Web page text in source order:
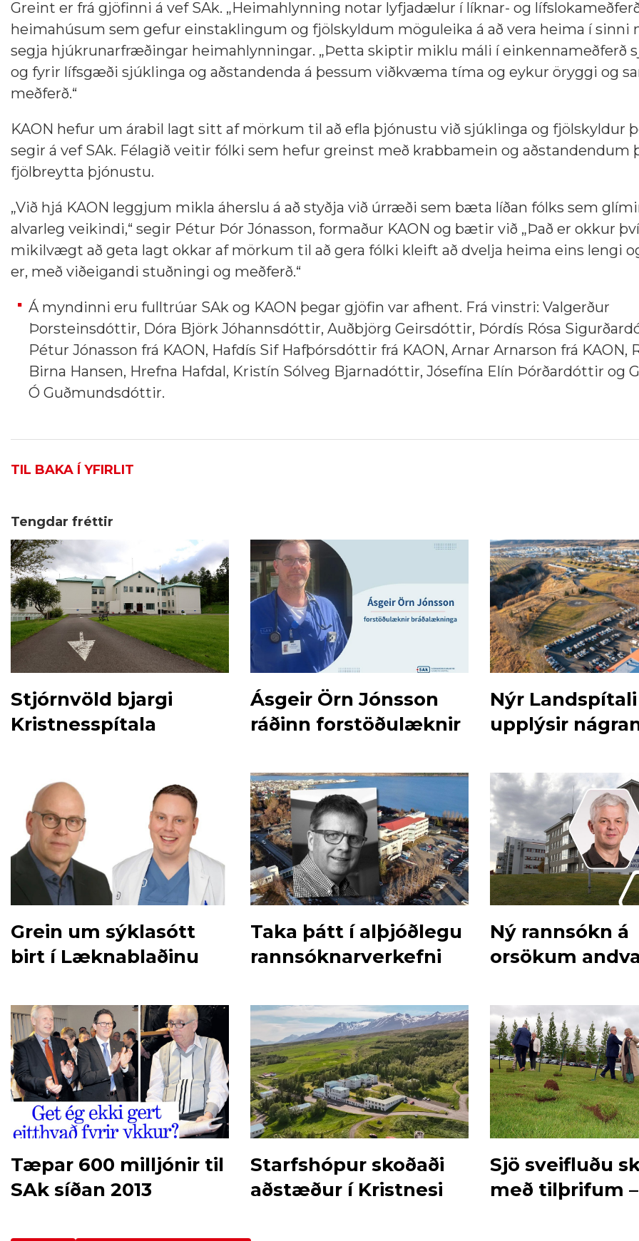
Greint er frá gjöfinni á vef SAk. „Heimahlynning notar lyfjadælur í líknar- og
heimahúsum sem gefur einstaklingum og fjölskyldum möguleika á að vera heima í sinni
segja hjúkrunarfræðingar heimahlynningar. „Þetta skiptir miklu máli í einkennameðferð
og fyrir lífsgæði sjúklinga og aðstandenda á þessum viðkvæma tíma og eykur öryggi og
meðferð.“
KAON hefur um árabil lagt sitt af mörkum til að efla þjónustu við sjúklinga og fjölskyldur
segir á vef SAk. Félagið veitir fólki sem hefur greinst með krabbamein og aðstandendum
fjölbreytta þjónustu.
„Við hjá KAON leggjum mikla áherslu á að styðja við úrræði sem bæta líðan fólks sem
alvarleg veikindi,“ segir Pétur Þór Jónasson, formaður KAON og bætir við „Það er okkur því
mikilvægt að geta lagt okkar af mörkum til að gera fólki kleift að dvelja heima eins lengi
er, með viðeigandi stuðningi og meðferð.“
Á myndinni eru fulltrúar SAk og KAON þegar gjöfin var afhent. Frá vinstri: Valgerður
Þorsteinsdóttir, Dóra Björk Jóhannsdóttir, Auðbjörg Geirsdóttir, Þórdís Rósa
Pétur Jónasson frá KAON, Hafdís Sif Hafþórsdóttir frá KAON, Arnar Arnarson frá KAON,
Birna Hansen, Hrefna Hafdal, Kristín Sólveg Bjarnadóttir, Jósefína Elín Þórðardóttir og
Ó Guðmundsdóttir.
TIL BAKA Í YFIRLIT
Tengdar fréttir
Stjórnvöld bjargi
Kristnesspítala
Ásgeir Örn Jónsson
ráðinn forstöðulæknir
Nýr Landspítali
upplýsir
Grein um sýklasótt
birt í Læknablaðinu
Taka þátt í alþjóðlegu
rannsóknarverkefni
Ný rannsókn á
orsökum
Tæpar 600 milljónir til
SAk síðan 2013
Starfshópur skoðaði
aðstæður í Kristnesi
Sjö sveifluðu
með tilþrifum –